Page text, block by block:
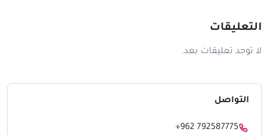
التعليقات
لا توجد تعليقات بعد.
التواصل
+962 792587775